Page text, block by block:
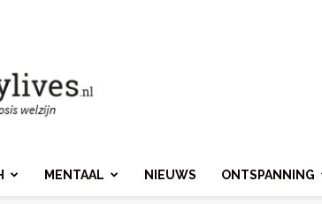
MENTAAL NIEUWS ONTSPANNING